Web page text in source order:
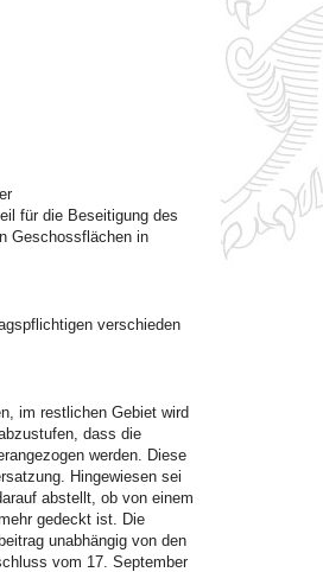
für die Beseitigung des
Geschossflächen in
verschieden
im restlichen Gebiet wird
dass die
werden. Diese
Hingewiesen sei
abstellt, ob von einem
gedeckt ist. Die
unabhängig von den
vom 17. September